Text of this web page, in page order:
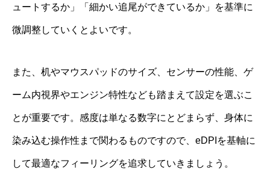
ュートするか」「細かい追尾ができているか」を基準に
微調整していくとよいです。
また、机やマウスパッドのサイズ、センサーの性能、ゲ
ーム内視界やエンジン特性なども踏まえて設定を選ぶこ
とが重要です。感度は単なる数字にとどまらず、身体に
染み込む操作性まで関わるものですので、eDPIを基軸に
して最適なフィーリングを追求していきましょう。